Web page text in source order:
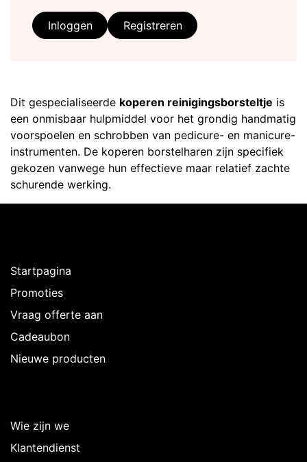
Dit gespecialiseerde koperen reinigingsborsteltje is
een onmisbaar hulpmiddel voor het grondig handmatig
voorspoelen en schrobben van pedicure- en manicure-
instrumenten. De koperen borstelharen zijn specifiek
gekozen vanwege hun effectieve maar relatief zachte
schurende werking.
Inloggen Registreren
Startpagina
Promoties
Vraag offerte aan
Cadeaubon
Nieuwe producten
Wie zijn we
Klantendienst